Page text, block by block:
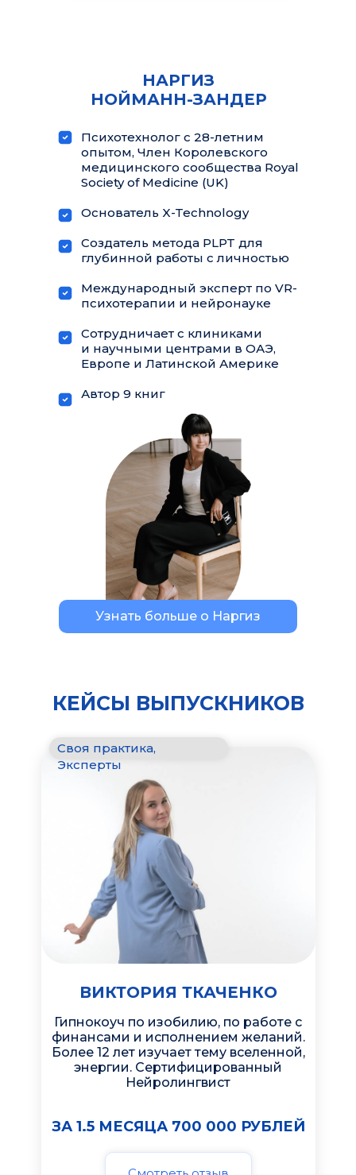
Психотехнолог с 28-летним
опытом, Член Королевского
медицинского сообщества Royal
Society of Medicine (UK)
Основатель X-Technology
Создатель метода PLPT для
глубинной работы с личностью
Международный эксперт по VR-
психотерапии и нейронауке
Сотрудничает с клиниками
и научными центрами в ОАЭ,
Европе и Латинской Америке
Автор 9 книг
НАРГИЗ
НОЙМАНН-ЗАНДЕР
Узнать больше о Наргиз
КЕЙСЫ ВЫПУСКНИКОВ
ВИКТОРИЯ ТКАЧЕНКО
Гипнокоуч по изобилию, по работе с
финансами и исполнением желаний.
Более 12 лет изучает тему вселенной,
энергии. Сертифицированный
Нейролингвист
Своя практика,
Эксперты
ЗА 1.5 МЕСЯЦА 700 000 РУБЛЕЙ